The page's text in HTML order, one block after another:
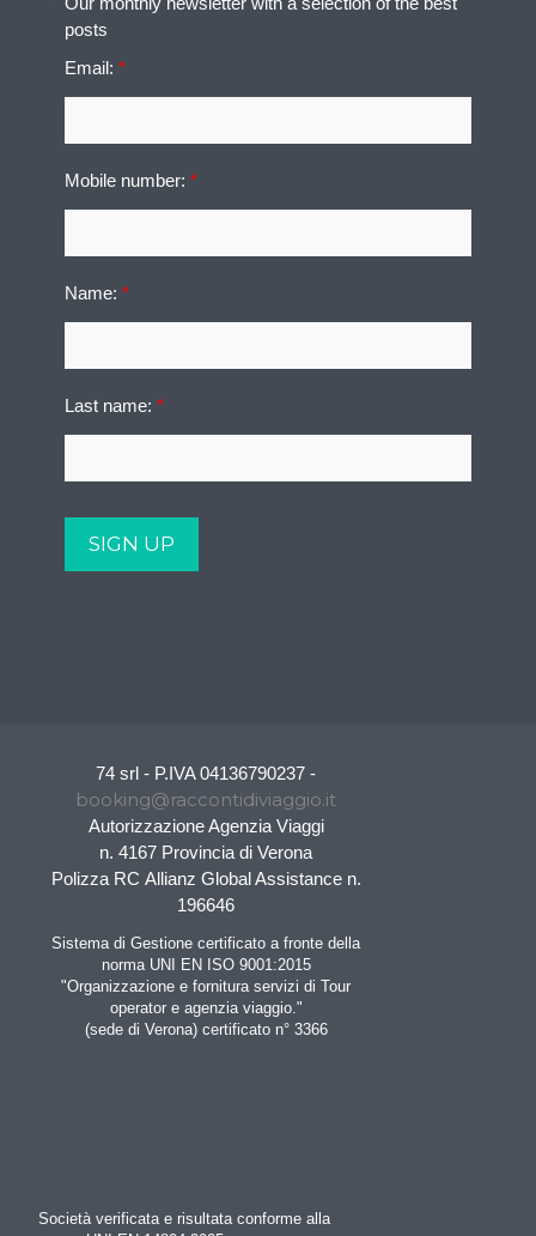
posts
Email:*
Mobile number:*
Name:*
Last name:*
74 srl - P.IVA 04136790237 -
booking@raccontidiviaggio.it
Autorizzazione Agenzia Viaggi
n. 4167 Provincia di Verona
Polizza RC Allianz Global Assistance n.
196646
Sistema di Gestione certificato a fronte della
norma UNI EN ISO 9001:2015
"Organizzazione e fornitura servizi di Tour
operator e agenzia viaggio."
(sede di Verona) certificato n° 3366
Società verificata e risultata conforme alla